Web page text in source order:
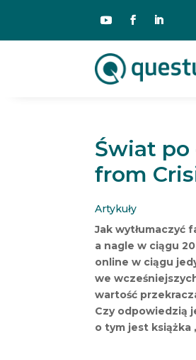
Świat po
from
Artykuły
Jak wytłumaczyć
a nagle w ciągu
online w ciągu
we
wartość
Czy odpowiedzią
o tym jest książka